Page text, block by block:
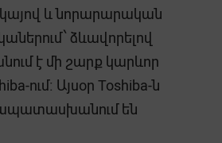
և նորարարական
ձևավորելով
է մի շարք կարևոր
ում։ Այսօր Toshiba-ն
են